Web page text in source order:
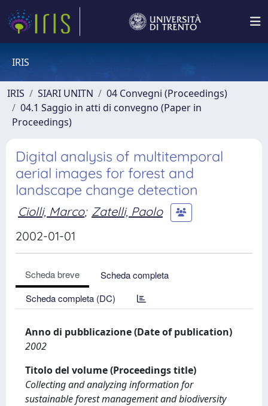
IRIS
IRIS SIARI UNITN
04 Convegni (Proceedings)
04.1 Saggio in atti di convegno (Paper in
Proceedings)
Digital analysis of multitemporal
aerial images for forest and
landscape change detection
Ciolli, Marco; Zatelli, Paolo
2002-01-01
Scheda breve
Scheda completa
Scheda completa (DC)
Anno di pubblicazione (Date of publication)
2002
Titolo del volume (Proceedings title)
Collecting and analyzing information for
sustainable forest management and biodiversity